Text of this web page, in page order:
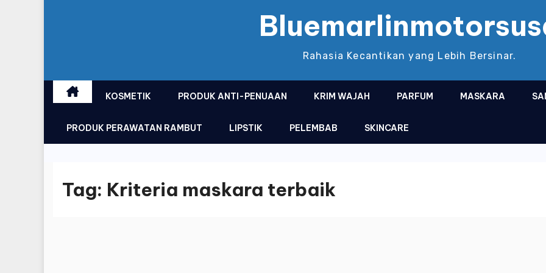
Rahasia Kecantikan yang Lebih Bersinar.
KOSMETIK PRODUK ANTI-PENUAAN KRIM WAJAH PARFUM MASKARA
PRODUK PERAWATAN RAMBUT LIPSTIK PELEMBAB SKINCARE
Tag: Kriteria maskara terbaik